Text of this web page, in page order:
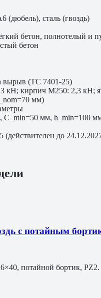
(дюбель), сталь (гвоздь)
бетон, полнотелый и
бетон
вырыв (ТС 7401-25)
кН; кирпич M250: 2,3 кН;
мм)
C_min=50 мм, h_min=100
до
с потайным
потайной бортик, PZ2.